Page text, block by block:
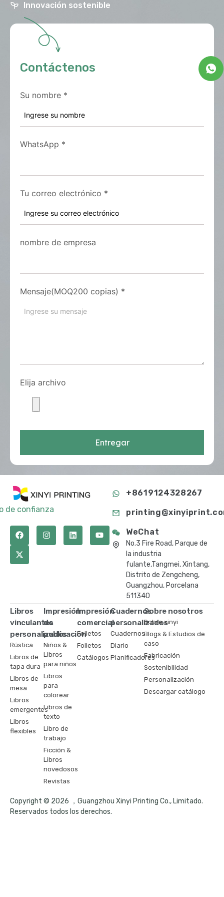
Innovación sostenible
Contáctenos
Su nombre *
WhatsApp *
Tu correo electrónico *
nombre de empresa
Mensaje(MOQ200 copias) *
Elija archivo
Entregar
de confianza
+8619124328267
WeChat
No.3 Fire Road, Parque de
la industria
fulante,Tangmei, Xintang,
Distrito de Zengcheng,
Guangzhou, Porcelana
511340
Libros
vinculantes
personalizados
Rústica
Libros de
tapa dura
Libros de
mesa
Libros
emergentes
Libros
flexibles
Impresión
de
publicación
Niños &
Libros
para niños
Libros
para
colorear
Libros de
texto
Libro de
trabajo
Ficción &
Libros
novedosos
Revistas
Impresión
comercial
Folletos
Folletos
Catálogos
Cuadernos
personalizados
Cuadernos
Diario
Planificadores
Sobre nosotros
Sobre xinyi
Blogs & Estudios de
caso
Fabricación
Sostenibilidad
Personalización
Descargar catálogo
Copyright © 2026 ，Guangzhou Xinyi Printing Co., Limitado.
Reservados todos los derechos.